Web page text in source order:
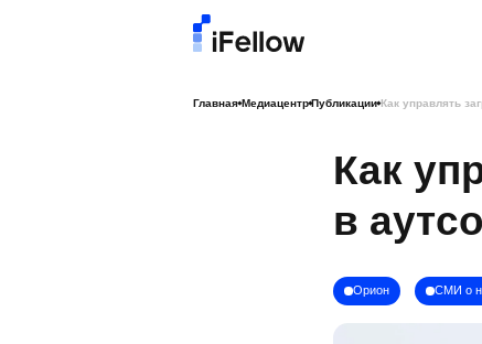
Главная Медиацентр Публикации Как управлять
Как
в
Орион СМИ о